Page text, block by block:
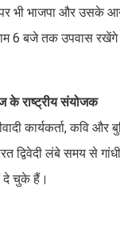
पर भी भाजपा
6 बजे तक उपवास रखेंगे
के राष्ट्रीय संयोजक
कार्यकर्ता, कवि और
द्विवेदी लंबे समय से
दे चुके हैं।